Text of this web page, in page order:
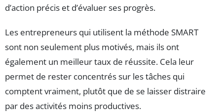
d’action précis et d’évaluer ses progrès.
Les entrepreneurs qui utilisent la méthode SMART
sont non seulement plus motivés, mais ils ont
également un meilleur taux de réussite. Cela leur
permet de rester concentrés sur les tâches qui
comptent vraiment, plutôt que de se laisser distraire
par des activités moins productives.